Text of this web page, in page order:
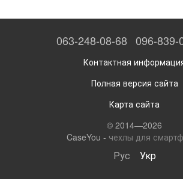
063-248-08-68 096-839-
Контактная
Полная версия сайта
Карта сайта
© 2014—2026
CaseYou - чехлы для
Рус Укр